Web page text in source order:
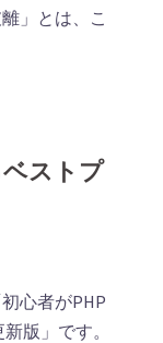
」とは、こ
ストプ
心者がPHP
版」です。